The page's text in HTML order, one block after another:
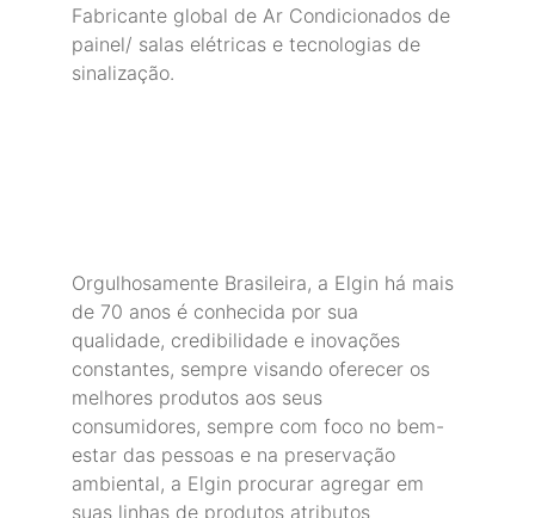
Fabricante global de Ar Condicionados de
painel/ salas elétricas e tecnologias de
sinalização.
Orgulhosamente Brasileira, a Elgin há mais
de 70 anos é conhecida por sua
qualidade, credibilidade e inovações
constantes, sempre visando oferecer os
melhores produtos aos seus
consumidores, sempre com foco no bem-
estar das pessoas e na preservação
ambiental, a Elgin procurar agregar em
suas linhas de produtos atributos